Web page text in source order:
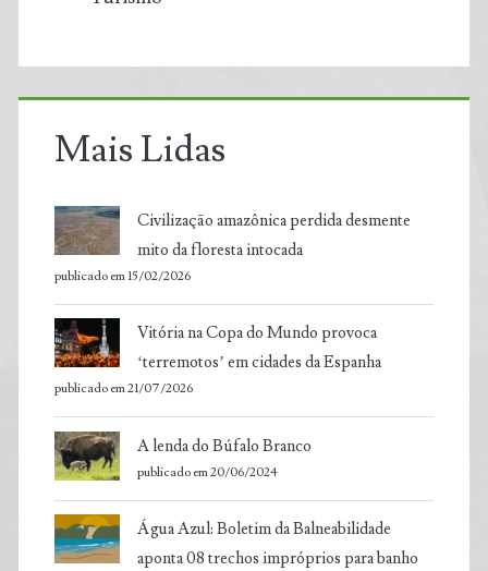
Mais Lidas
Civilização amazônica perdida desmente
mito da floresta intocada
publicado em 15/02/2026
Vitória na Copa do Mundo provoca
‘terremotos’ em cidades da Espanha
publicado em 21/07/2026
A lenda do Búfalo Branco
publicado em 20/06/2024
Água Azul: Boletim da Balneabilidade
aponta 08 trechos impróprios para banho